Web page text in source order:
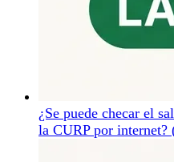
¿Se puede checar el
la CURP por internet?